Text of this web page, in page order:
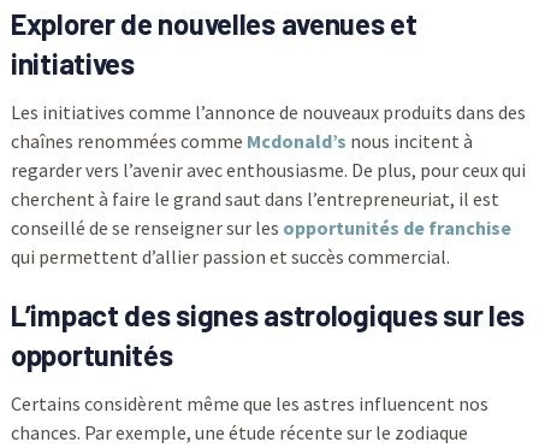
Explorer de nouvelles avenues et
initiatives
Les initiatives comme l’annonce de nouveaux produits dans des
chaînes renommées comme Mcdonald’s nous incitent à
regarder vers l’avenir avec enthousiasme. De plus, pour ceux qui
cherchent à faire le grand saut dans l’entrepreneuriat, il est
conseillé de se renseigner sur les opportunités de franchise
qui permettent d’allier passion et succès commercial.
L’impact des signes astrologiques sur les
opportunités
Certains considèrent même que les astres influencent nos
chances. Par exemple, une étude récente sur le zodiaque